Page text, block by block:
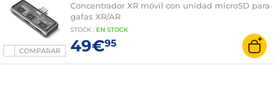
COMPARAR
Concentrador XR móvil con unidad microSD para
gafas XR/AR
STOCK : EN STOCK
49€95